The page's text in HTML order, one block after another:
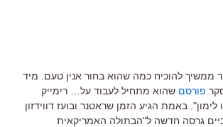
ממשיך להוכיח כמה שהוא בחור אנין טעם. מיד
פורסם שהוא מתחיל לעבוד על… רימייק
באמת הגיע הזמן שראטנר ובועז דווידזון
גרסה חדשה ל"הבתולה האמריקאית